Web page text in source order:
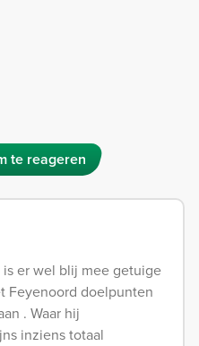
te reageren
is er wel blij mee getuige
Feyenoord doelpunten
. Waar hij
inziens totaal